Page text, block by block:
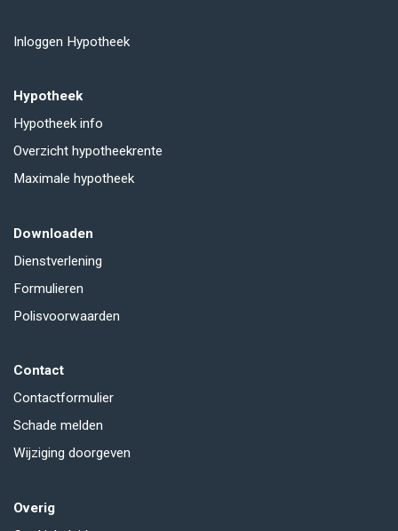
Inloggen Hypotheek
Hypotheek
Hypotheek info
Overzicht hypotheekrente
Maximale hypotheek
Downloaden
Dienstverlening
Formulieren
Polisvoorwaarden
Contact
Contactformulier
Schade melden
Wijziging doorgeven
Overig